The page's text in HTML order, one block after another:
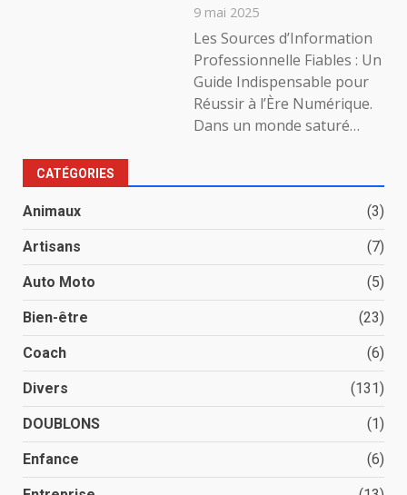
9 mai 2025
Les Sources d’Information
Professionnelle Fiables : Un
Guide Indispensable pour
Réussir à l’Ère Numérique.
Dans un monde saturé…
CATÉGORIES
Animaux (3)
Artisans (7)
Auto Moto (5)
Bien-être (23)
Coach (6)
Divers (131)
DOUBLONS (1)
Enfance (6)